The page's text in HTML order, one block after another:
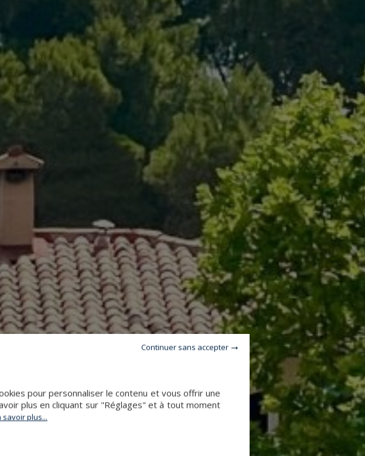
pour personnaliser le contenu et vous offrir une
plus en cliquant sur "Réglages" et à tout moment
savoir plus...
Continuer sans accepter